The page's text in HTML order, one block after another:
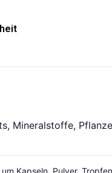
Mineralstoffe,
Kapseln, Pulver,